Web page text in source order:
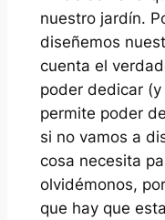
nuestro jardín.
diseñemos
cuenta el
poder dedicar
permite poder
si no vamos a
cosa necesita
olvidémonos,
que hay que